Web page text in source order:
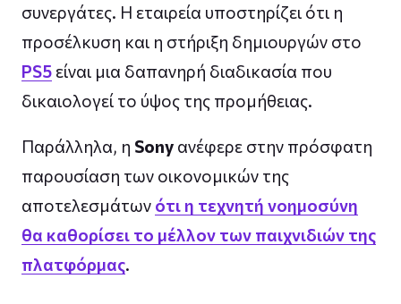
συνεργάτες. Η εταιρεία υποστηρίζει ότι η
προσέλκυση και η στήριξη δημιουργών στο
PS5 είναι μια δαπανηρή διαδικασία που
δικαιολογεί το ύψος της προμήθειας.
Παράλληλα, η Sony ανέφερε στην πρόσφατη
παρουσίαση των οικονομικών της
αποτελεσμάτων ότι η τεχνητή νοημοσύνη
θα καθορίσει το μέλλον των παιχνιδιών της
πλατφόρμας.